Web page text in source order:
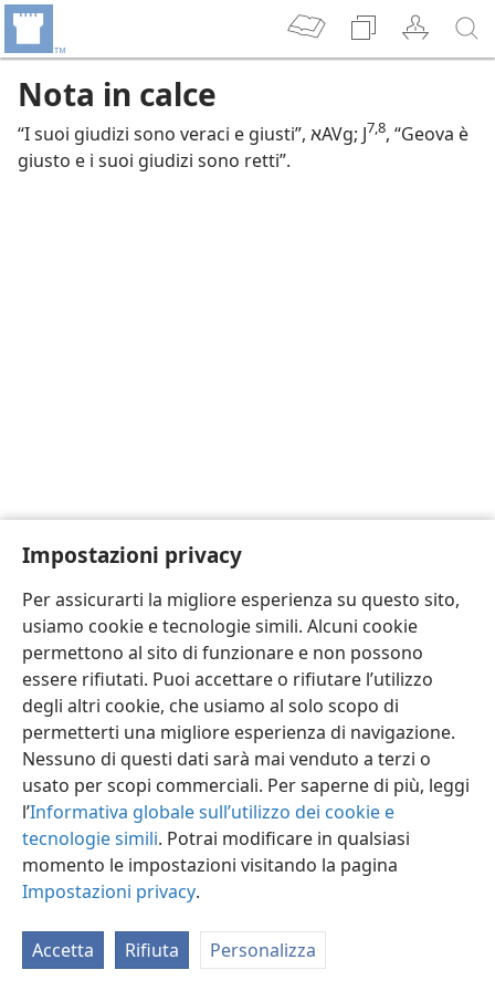
Impostazioni privacy
Per assicurarti la migliore esperienza su questo sito,
usiamo cookie e tecnologie simili. Alcuni cookie
permettono al sito di funzionare e non possono
essere rifiutati. Puoi accettare o rifiutare l’utilizzo
degli altri cookie, che usiamo al solo scopo di
permetterti una migliore esperienza di navigazione.
Nessuno di questi dati sarà mai venduto a terzi o
usato per scopi commerciali. Per saperne di più, leggi
l’Informativa globale sull’utilizzo dei cookie e
tecnologie simili. Potrai modificare in qualsiasi
momento le impostazioni visitando la pagina
Impostazioni privacy.
Accetta Rifiuta Personalizza
Nota in calce
“I suoi giudizi sono veraci e giusti”, אAVg; J7,8, “Geova è
giusto e i suoi giudizi sono retti”.
Italiano
Copyright © 2026 Watch Tower Bible and Tract Society of Pennsylvania
JW.ORG
Accedi